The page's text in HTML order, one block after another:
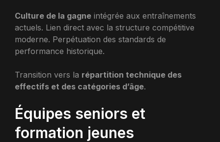
Culture de la gagne intégrée aux entraînements
actuels. Lien direct avec la structure compétitive
moderne. Perpétuation des standards de
performance historique.
Transition vers la répartition technique des
effectifs et des catégories d’âge.
Équipes seniors et
formation jeunes